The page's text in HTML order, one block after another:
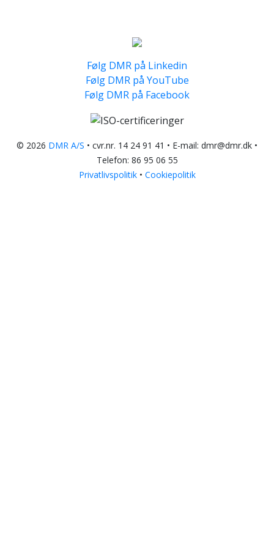
Følg DMR på Linkedin
Følg DMR på YouTube
Følg DMR på Facebook
© 2026 DMR A/S • cvr.nr. 14 24 91 41 • E-mail: dmr@dmr.dk •
Telefon: 86 95 06 55
Privatlivspolitik• Cookiepolitik